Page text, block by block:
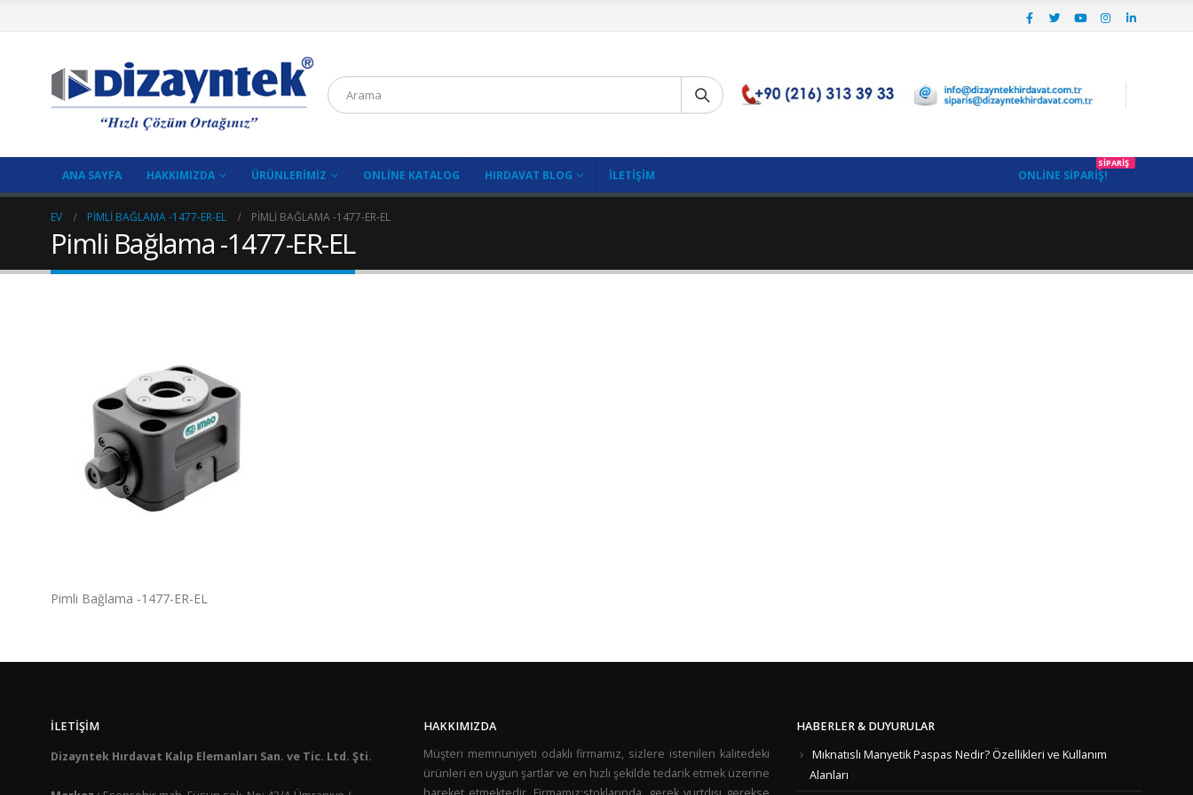
ANA SAYFA HAKKIMIZDA ÜRÜNLERIMIZ ONLINE KATALOG HIRDAVAT BLOG İLETIŞIM ONLINE SIPARIŞ!
SIPARIŞ
EV PIMLI BAĞLAMA -1477-ER-EL PIMLI BAĞLAMA -1477-ER-EL
Pimli Bağlama -1477-ER-EL
Pimli Bağlama -1477-ER-EL
İLETIŞIM
Dizayntek Hırdavat Kalıp Elemanları San. ve Tic. Ltd. Şti.
HAKKIMIZDA
Müşteri memnuniyeti odaklı firmamız, sizlere istenilen kalitedeki
ürünleri en uygun şartlar ve en hızlı şekilde tedarik etmek üzerine
HABERLER & DUYURULAR
Mıknatıslı Manyetik Paspas Nedir? Özellikleri ve Kullanım
Alanları